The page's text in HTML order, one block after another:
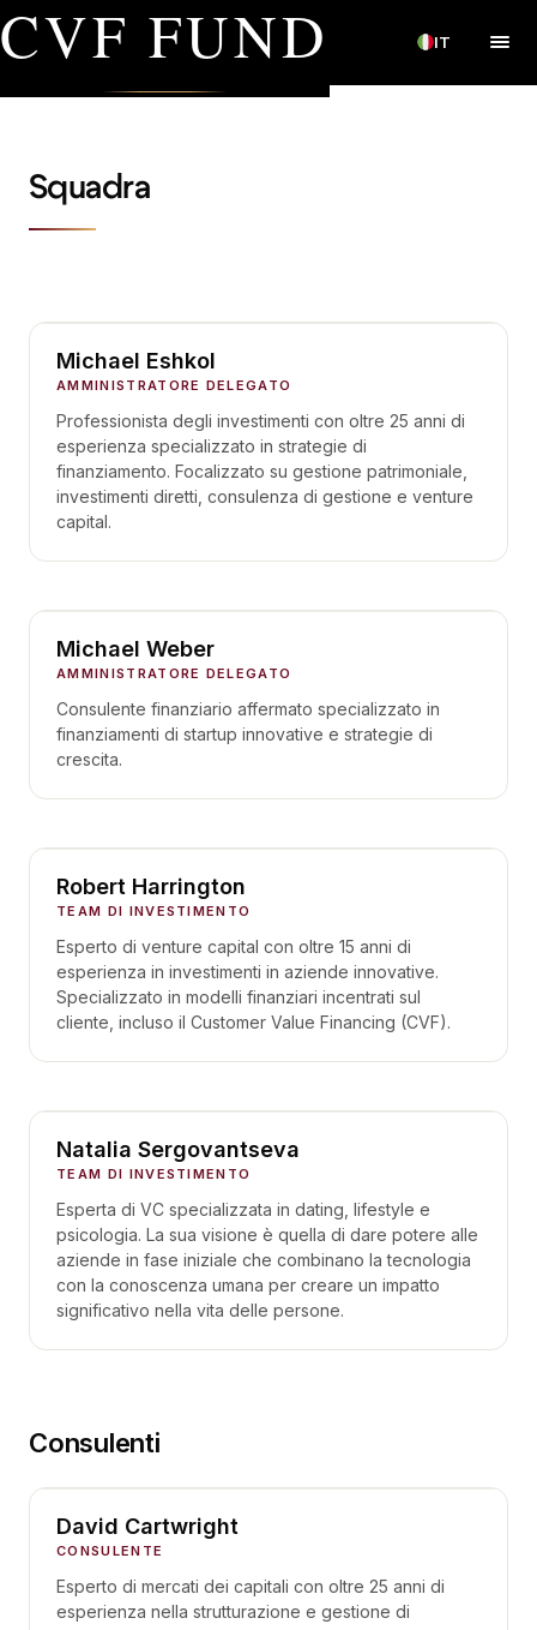
CVF FUND IT
Squadra
Michael Eshkol
AMMINISTRATORE DELEGATO
Professionista degli investimenti con oltre 25 anni di
esperienza specializzato in strategie di
finanziamento. Focalizzato su gestione patrimoniale,
investimenti diretti, consulenza di gestione e venture
capital.
Michael Weber
AMMINISTRATORE DELEGATO
Consulente finanziario affermato specializzato in
finanziamenti di startup innovative e strategie di
crescita.
Robert Harrington
TEAM DI INVESTIMENTO
Esperto di venture capital con oltre 15 anni di
esperienza in investimenti in aziende innovative.
Specializzato in modelli finanziari incentrati sul
cliente, incluso il Customer Value Financing (CVF).
Natalia Sergovantseva
TEAM DI INVESTIMENTO
Esperta di VC specializzata in dating, lifestyle e
psicologia. La sua visione è quella di dare potere alle
aziende in fase iniziale che combinano la tecnologia
con la conoscenza umana per creare un impatto
significativo nella vita delle persone.
Consulenti
David Cartwright
CONSULENTE
Esperto di mercati dei capitali con oltre 25 anni di
esperienza nella strutturazione e gestione di